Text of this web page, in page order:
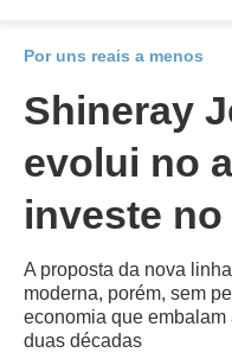
Por uns reais a menos
Shineray
evolui no
investe
A proposta da nova
moderna, porém, sem
economia que
duas décadas